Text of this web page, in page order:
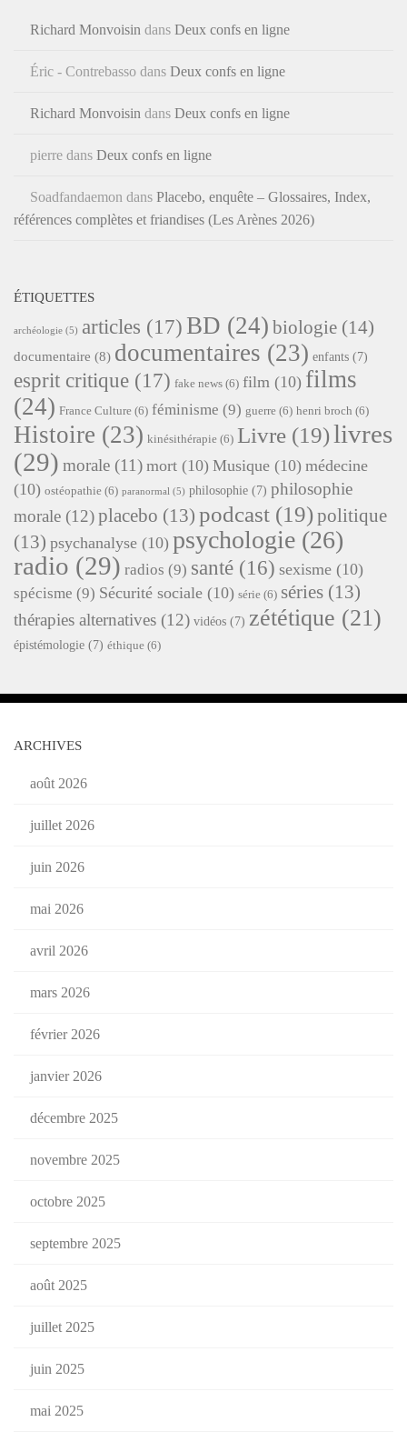
Richard Monvoisin dans Deux confs en ligne
Éric - Contrebasso dans Deux confs en ligne
Richard Monvoisin dans Deux confs en ligne
pierre dans Deux confs en ligne
Soadfandaemon dans Placebo, enquête – Glossaires, Index,
références complètes et friandises (Les Arènes 2026)
ÉTIQUETTES
archéologie (5) articles (17) BD (24) biologie (14)
documentaire (8) documentaires (23) enfants (7)
esprit critique (17) fake news (6) film (10) films
(24) France Culture (6) féminisme (9) guerre (6) henri broch (6)
Histoire (23) kinésithérapie (6) Livre (19)livres
(29) morale (11) mort (10) Musique (10) médecine
(10) ostéopathie (6) paranormal (5) philosophie (7) philosophie
morale (12)placebo (13) podcast (19)politique
(13) psychanalyse (10) psychologie (26)
radio (29) radios (9) santé (16) sexisme (10)
spécisme (9) Sécurité sociale (10) série (6) séries (13)
thérapies alternatives (12) vidéos (7) zététique (21)
épistémologie (7) éthique (6)
ARCHIVES
août 2026
juillet 2026
juin 2026
mai 2026
avril 2026
mars 2026
février 2026
janvier 2026
décembre 2025
novembre 2025
octobre 2025
septembre 2025
août 2025
juillet 2025
juin 2025
mai 2025